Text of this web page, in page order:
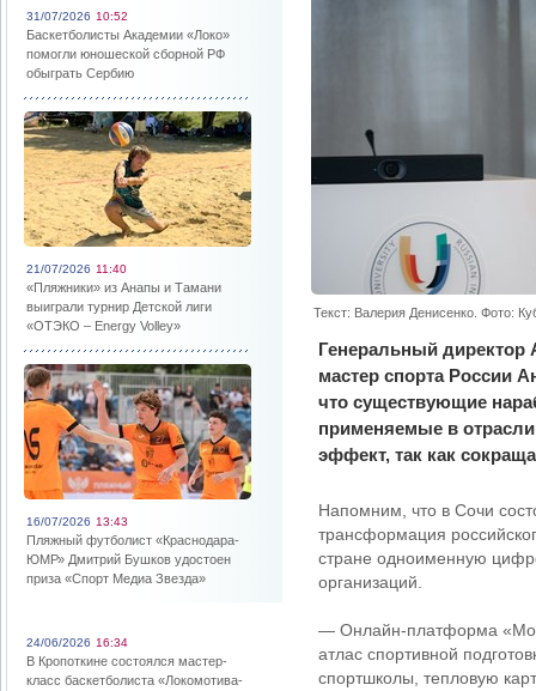
31/07/2026 10:52
Баскетболисты Академии «Локо»
помогли юношеской сборной РФ
обыграть Сербию
21/07/2026 11:40
«Пляжники» из Анапы и Тамани
выиграли турнир Детской лиги
«ОТЭКО – Energy Volley»
16/07/2026 13:43
Пляжный футболист «Краснодара-
ЮМР» Дмитрий Бушков удостоен
приза «Спорт Медиа Звезда»
24/06/2026 16:34
В Кропоткине состоялся мастер-
класс баскетболиста «Локомотива-
Текст: Валерия Денисенко. Фото:
Генеральный
мастер спорта России
что существующие
применяемые в
эффект, так как
Напомним, что в Сочи
трансформация
стране одноименную
организаций.
— Онлайн-платформа
атлас спортивной
спортшколы, тепловую